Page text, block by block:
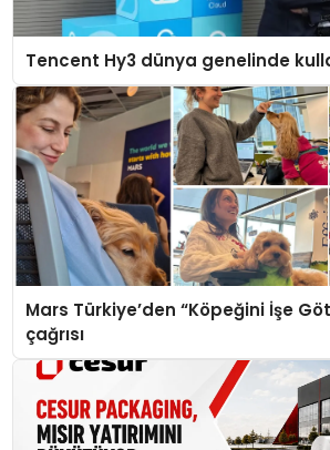
Tencent Hy3 dünya genelinde
Mars Türkiye’den “Köpeğini İşe
çağrısı